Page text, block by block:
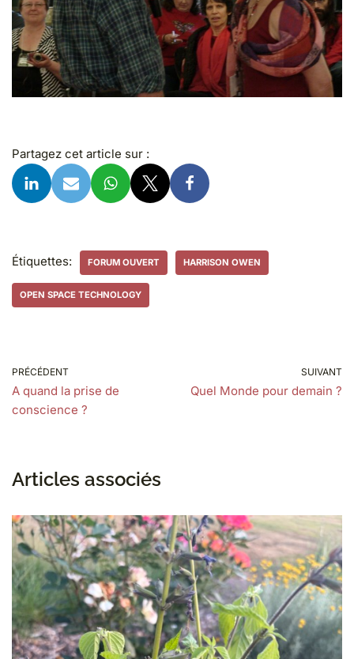
Partagez cet article sur :
Étiquettes: FORUM OUVERT HARRISON OWEN
OPEN SPACE TECHNOLOGY
PRÉCÉDENT
A quand la prise de
conscience ?
SUIVANT
Quel Monde pour demain ?
Articles associés